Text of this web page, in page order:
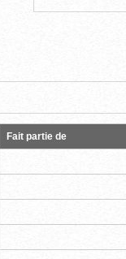
Fait partie de